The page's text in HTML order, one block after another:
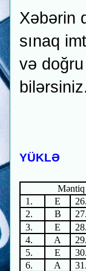
Xəbərin
sınaq
və doğru
bilərsiniz.
YÜKLƏ
Məntiq
1.
E 26.
2.
B 27.
3.
E 28.
4.
A 29.
5.
E 30.
6.
A 31.